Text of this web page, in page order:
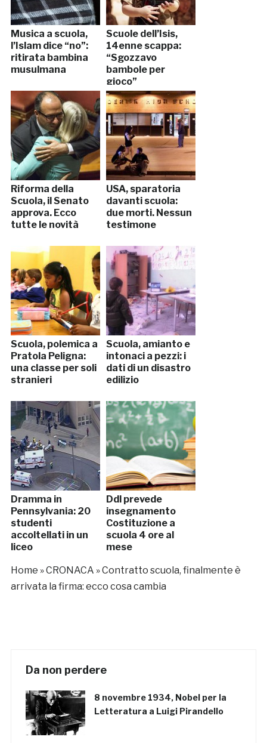
Musica a scuola,
l’Islam dice “no”:
ritirata bambina
musulmana
Scuole dell’Isis,
14enne scappa:
“Sgozzavo
bambole per
gioco”
Riforma della
Scuola, il Senato
approva. Ecco
tutte le novità
USA, sparatoria
davanti scuola:
due morti. Nessun
testimone
Scuola, polemica a
Pratola Peligna:
una classe per soli
stranieri
Scuola, amianto e
intonaci a pezzi: i
dati di un disastro
edilizio
Dramma in
Pennsylvania: 20
studenti
accoltellati in un
liceo
Ddl prevede
insegnamento
Costituzione a
scuola 4 ore al
mese
Home »CRONACA »Contratto scuola, finalmente è
arrivata la firma: ecco cosa cambia
Da non perdere
8 novembre 1934, Nobel per la
Letteratura a Luigi Pirandello